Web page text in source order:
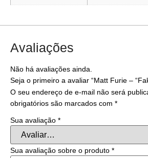
Avaliações
Não há avaliações ainda.
Seja o primeiro a avaliar “Matt Furie –
O seu endereço de e-mail não será
obrigatórios são marcados com *
Sua avaliação *
Sua avaliação sobre o produto *